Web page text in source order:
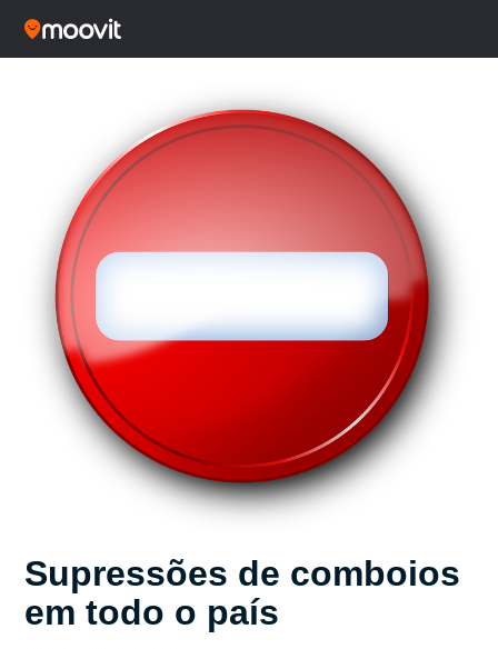
Supressões de comboios
em todo o país